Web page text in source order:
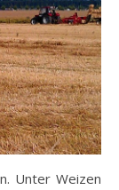
Unter Weizen